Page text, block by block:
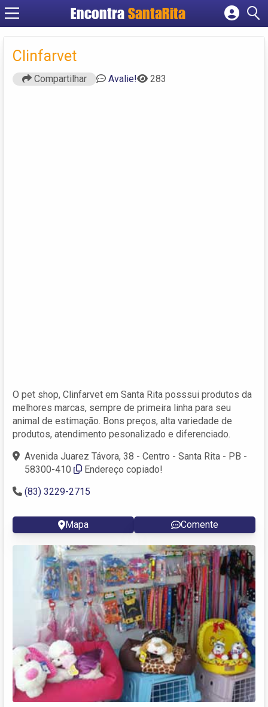
EncontraSantaRita
Cadastrar empresa
Clinfarvet
Compartilhar Avalie! 283
O pet shop, Clinfarvet em Santa Rita posssui produtos da
melhores marcas, sempre de primeira linha para seu
animal de estimação. Bons preços, alta variedade de
produtos, atendimento pesonalizado e diferenciado.
Avenida Juarez Távora, 38 - Centro - Santa Rita - PB -
58300-410
Endereço copiado!
(83) 3229-2715
Mapa Comente